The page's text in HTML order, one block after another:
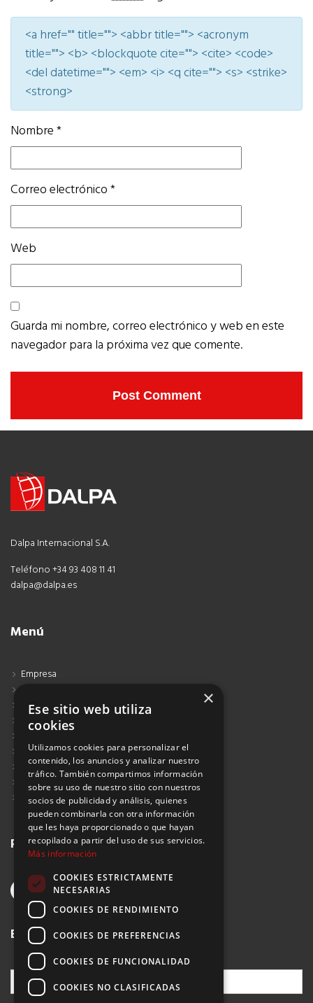
<a href="" title=""> <abbr title=""> <acronym
title=""> <b> <blockquote cite=""> <cite> <code>
<del datetime=""> <em> <i> <q cite=""> <s> <strike>
<strong>
Nombre*
Correo electrónico*
Web
Guarda mi nombre, correo electrónico y web en este
navegador para la próxima vez que comente.
Dalpa Internacional S.A.
Teléfono +34 93 408 11 41
dalpa@dalpa.es
Menú
Empresa
Blog
Aviso Legal
Política de Privacidad
Política de Cookies
Política de Privacidad Redes Sociales
Suscribirse al Newsletter
Redes sociales
Buscar
×
Ese sitio web utiliza
cookies
Utilizamos cookies para personalizar el
contenido, los anuncios y analizar nuestro
tráfico. También compartimos información
sobre su uso de nuestro sitio con nuestros
socios de publicidad y análisis, quienes
pueden combinarla con otra información
que les haya proporcionado o que hayan
recopilado a partir del uso de sus servicios.
Más información
COOKIES ESTRICTAMENTE
NECESARIAS
COOKIES DE RENDIMIENTO
COOKIES DE PREFERENCIAS
COOKIES DE FUNCIONALIDAD
COOKIES NO CLASIFICADAS